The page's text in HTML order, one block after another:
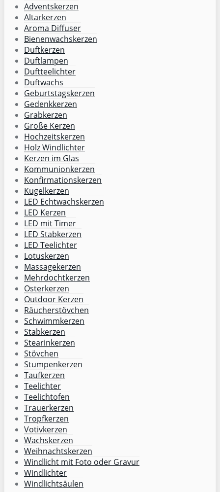
Adventskerzen
Altarkerzen
Aroma Diffuser
Bienenwachskerzen
Duftkerzen
Duftlampen
Duftteelichter
Duftwachs
Geburtstagskerzen
Gedenkkerzen
Grabkerzen
Große Kerzen
Hochzeitskerzen
Holz Windlichter
Kerzen im Glas
Kommunionkerzen
Konfirmationskerzen
Kugelkerzen
LED Echtwachskerzen
LED Kerzen
LED mit Timer
LED Stabkerzen
LED Teelichter
Lotuskerzen
Massagekerzen
Mehrdochtkerzen
Osterkerzen
Outdoor Kerzen
Räucherstövchen
Schwimmkerzen
Stabkerzen
Stearinkerzen
Stövchen
Stumpenkerzen
Taufkerzen
Teelichter
Teelichtofen
Trauerkerzen
Tropfkerzen
Votivkerzen
Wachskerzen
Weihnachtskerzen
Windlicht mit Foto oder Gravur
Windlichter
Windlichtsäulen